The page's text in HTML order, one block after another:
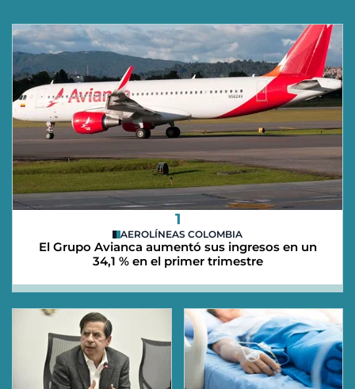
1
AEROLÍNEAS COLOMBIA
El Grupo Avianca aumentó sus ingresos en un
34,1 % en el primer trimestre